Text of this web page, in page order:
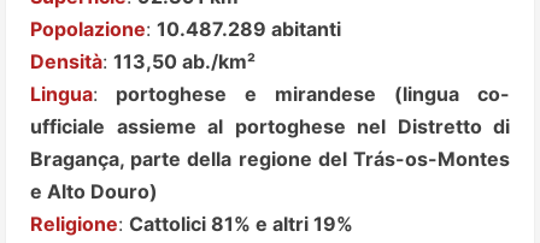
Popolazione: 10.487.289 abitanti
Densità: 113,50 ab./km²
Lingua: portoghese e mirandese (lingua co-
ufficiale assieme al portoghese nel Distretto di
Bragança, parte della regione del Trás-os-Montes
e Alto Douro)
Religione: Cattolici 81% e altri 19%